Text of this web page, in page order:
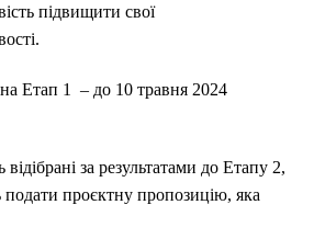
підвищити свої
на Етап 1 – до 10 травня 2024
відібрані за результатами до Етапу 2,
проєктну пропозицію, яка